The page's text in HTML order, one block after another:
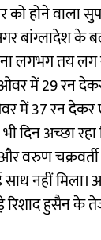
को होने वाला
बांग्लादेश के
लगभग तय
में 29 रन
में 37 रन
दिन अच्छा
वरुण
नहीं
हुसैन के